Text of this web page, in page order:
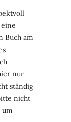
Buch am
nur
ständig
nicht
um